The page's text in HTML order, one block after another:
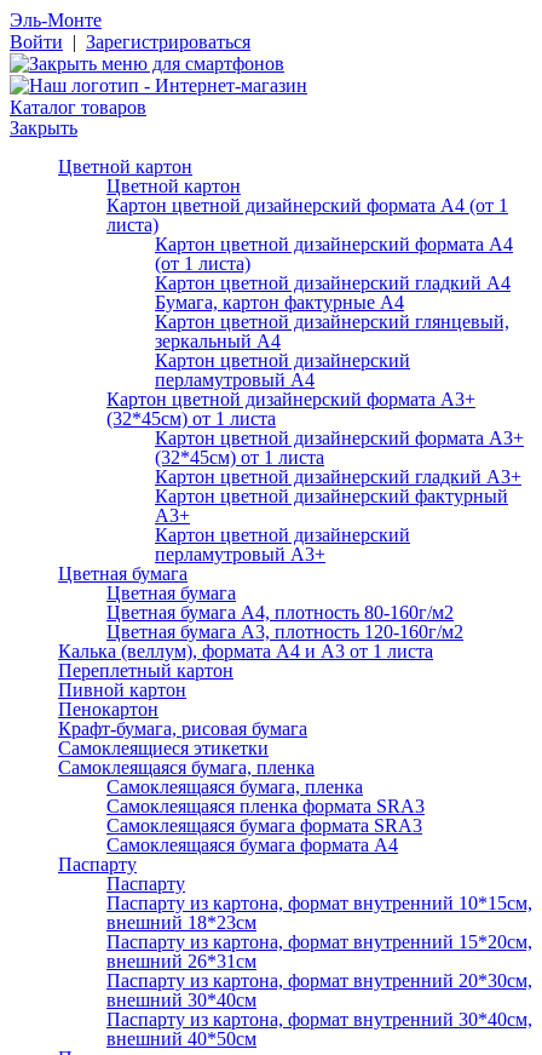
Эль-Монте
Войти | Зарегистрироваться
Каталог товаров
Закрыть
Цветной картон
Цветной картон
Картон цветной дизайнерский формата А4 (от 1
листа)
Картон цветной дизайнерский формата А4
(от 1 листа)
Картон цветной дизайнерский гладкий А4
Бумага, картон фактурные А4
Картон цветной дизайнерский глянцевый,
зеркальный А4
Картон цветной дизайнерский
перламутровый А4
Картон цветной дизайнерский формата А3+
(32*45см) от 1 листа
Картон цветной дизайнерский формата А3+
(32*45см) от 1 листа
Картон цветной дизайнерский гладкий А3+
Картон цветной дизайнерский фактурный
А3+
Картон цветной дизайнерский
перламутровый А3+
Цветная бумага
Цветная бумага
Цветная бумага А4, плотность 80-160г/м2
Цветная бумага А3, плотность 120-160г/м2
Калька (веллум), формата А4 и А3 от 1 листа
Переплетный картон
Пивной картон
Пенокартон
Крафт-бумага, рисовая бумага
Самоклеящиеся этикетки
Самоклеящаяся бумага, пленка
Самоклеящаяся бумага, пленка
Самоклеящаяся пленка формата SRА3
Самоклеящаяся бумага формата SRА3
Самоклеящаяся бумага формата А4
Паспарту
Паспарту
Паспарту из картона, формат внутренний 10*15см,
внешний 18*23см
Паспарту из картона, формат внутренний 15*20см,
внешний 26*31см
Паспарту из картона, формат внутренний 20*30см,
внешний 30*40см
Паспарту из картона, формат внутренний 30*40см,
внешний 40*50см